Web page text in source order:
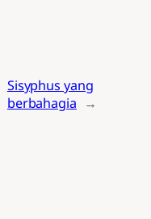
Sisyphus yang
berbahagia →